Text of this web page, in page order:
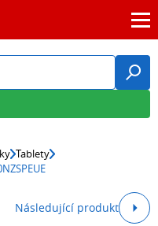
Tablety
Následující produkt